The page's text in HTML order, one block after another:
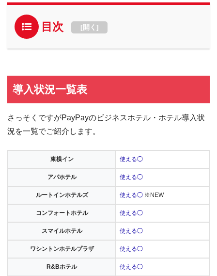
目次 [開く ]
導入状況一覧表
さっそくですがPayPayのビジネスホテル・ホテル導入状
況を一覧でご紹介します。
東横イン 使える◯
アパホテル 使える◯
ルートインホテルズ 使える◯ ※NEW
コンフォートホテル 使える◯
スマイルホテル 使える◯
ワシントンホテルプラザ 使える◯
R&Bホテル 使える◯